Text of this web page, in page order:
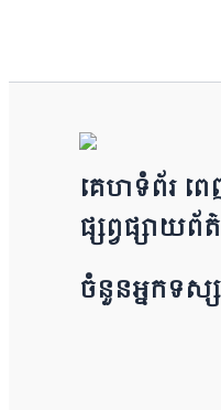
គេហទំព័រ ព
ផ្សព្វផ្សាយព័​
ចំនួនអ្នកទស្